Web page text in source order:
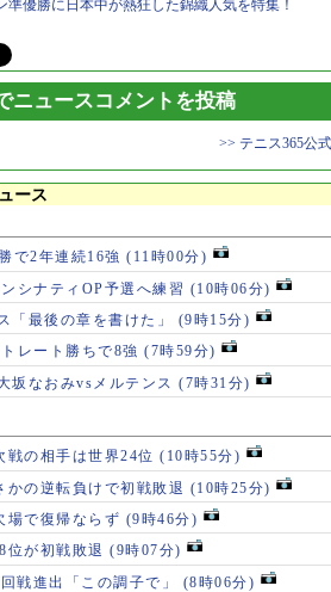
準優勝に日本中が熱狂した錦織人気を特集！
ニュースコメントを投稿
>> テニス365公
ース
で2年連続16強 (11時00分)
シナティOP予選へ練習 (10時06分)
「最後の章を書けた」 (9時15分)
レート勝ちで8強 (7時59分)
坂なおみvsメルテンス (7時31分)
戦の相手は世界24位 (10時55分)
かの逆転負けで初戦敗退 (10時25分)
場で復帰ならず (9時46分)
位が初戦敗退 (9時07分)
戦進出「この調子で」 (8時06分)